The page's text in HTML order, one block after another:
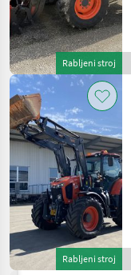
Rabljeni stroj
Rabljeni stroj